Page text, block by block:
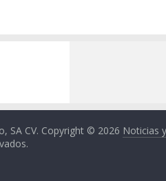
SA CV. Copyright © 2026 Noticias